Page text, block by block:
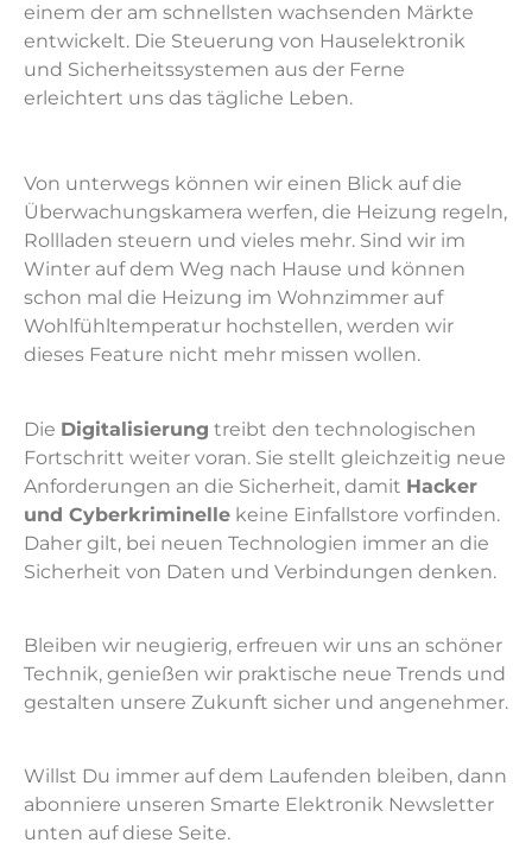
einem der am schnellsten wachsenden Märkte
entwickelt. Die Steuerung von Hauselektronik
und Sicherheitssystemen aus der Ferne
erleichtert uns das tägliche Leben.
Von unterwegs können wir einen Blick auf die
Überwachungskamera werfen, die Heizung regeln,
Rollladen steuern und vieles mehr. Sind wir im
Winter auf dem Weg nach Hause und können
schon mal die Heizung im Wohnzimmer auf
Wohlfühltemperatur hochstellen, werden wir
dieses Feature nicht mehr missen wollen.
Die Digitalisierung treibt den technologischen
Fortschritt weiter voran. Sie stellt gleichzeitig neue
Anforderungen an die Sicherheit, damit Hacker
und Cyberkriminelle keine Einfallstore vorfinden.
Daher gilt, bei neuen Technologien immer an die
Sicherheit von Daten und Verbindungen denken.
Bleiben wir neugierig, erfreuen wir uns an schöner
Technik, genießen wir praktische neue Trends und
gestalten unsere Zukunft sicher und angenehmer.
Willst Du immer auf dem Laufenden bleiben, dann
abonniere unseren Smarte Elektronik Newsletter
unten auf diese Seite.